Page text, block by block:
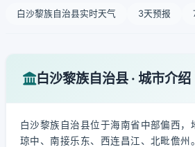
白沙黎族自治县实时天气 3天预报
白沙黎族自治县 · 城市介绍
白沙黎族自治县位于海南省中部偏西，
琼中、南接乐东、西连昌江、北毗儋州